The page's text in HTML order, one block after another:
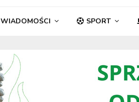
WIADOMOŚCI SPORT